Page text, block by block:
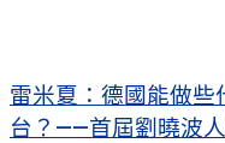
雷米夏：德國能做些
台？——首屆劉曉波